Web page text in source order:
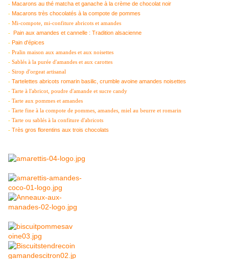
- Macarons au thé matcha et ganache à la crème de chocolat noir
- Macarons très chocolatés à la compote de pommes
- Mi-compote, mi-confiture abricots et amandes
- Pain aux amandes et cannelle : Tradition alsacienne
- Pain d'épices
- Pralin maison aux amandes et aux noisettes
- Sablés à la purée d'amandes et aux carottes
- Sirop d'orgeat artisanal
- Tartelettes abricots romarin basilic, crumble avoine amandes noisettes
- Tarte à l'abricot, poudre d'amande et sucre candy
- Tarte aux pommes et amandes
- Tarte fine à la compote de pommes, amandes, miel au beurre et romarin
- Tarte ou sablés à la confiture d'abricots
- Très gros florentins aux trois chocolats